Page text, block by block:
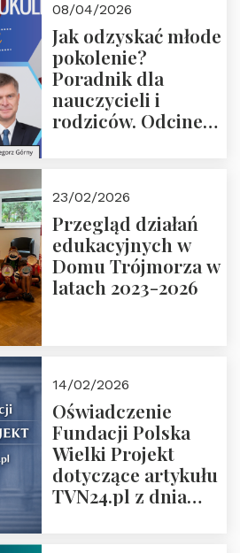
08/04/2026
Jak odzyskać młode
pokolenie?
Poradnik dla
nauczycieli i
rodziców. Odcinek
Rozmawiają red.
Grzegorz Górny i
prof. Michał
Łuczewski
23/02/2026
Przegląd działań
edukacyjnych w
Domu Trójmorza w
latach 2023-2026
14/02/2026
Oświadczenie
Fundacji Polska
Wielki Projekt
dotyczące artykułu
TVN24.pl z dnia